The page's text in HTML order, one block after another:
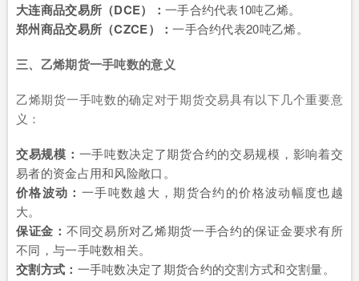
大连商品交易所（DCE）： 一手合约代表10吨乙烯。
郑州商品交易所（CZCE）：一手合约代表20吨乙烯。
三、乙烯期货一手吨数的意义
乙烯期货一手吨数的确定对于期货交易具有以下几个重要意
义：
交易规模： 一手吨数决定了期货合约的交易规模，影响着交
易者的资金占用和风险敞口。
价格波动： 一手吨数越大，期货合约的价格波动幅度也越
大。
保证金： 不同交易所对乙烯期货一手合约的保证金要求有所
不同，与一手吨数相关。
交割方式： 一手吨数决定了期货合约的交割方式和交割量。